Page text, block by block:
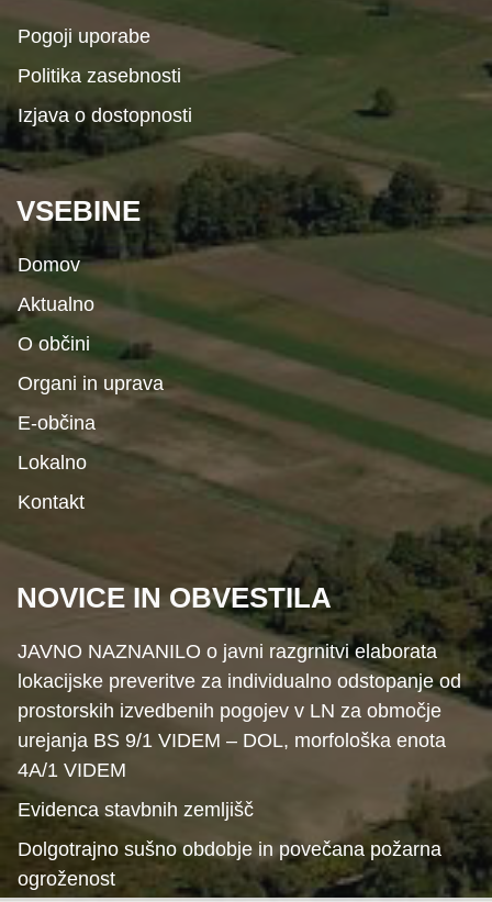
Pogoji uporabe
Politika zasebnosti
Izjava o dostopnosti
VSEBINE
Domov
Aktualno
O občini
Organi in uprava
E-občina
Lokalno
Kontakt
NOVICE IN OBVESTILA
JAVNO NAZNANILO o javni razgrnitvi elaborata
lokacijske preveritve za individualno odstopanje od
prostorskih izvedbenih pogojev v LN za območje
urejanja BS 9/1 VIDEM – DOL, morfološka enota
4A/1 VIDEM
Evidenca stavbnih zemljišč
Dolgotrajno sušno obdobje in povečana požarna
ogroženost